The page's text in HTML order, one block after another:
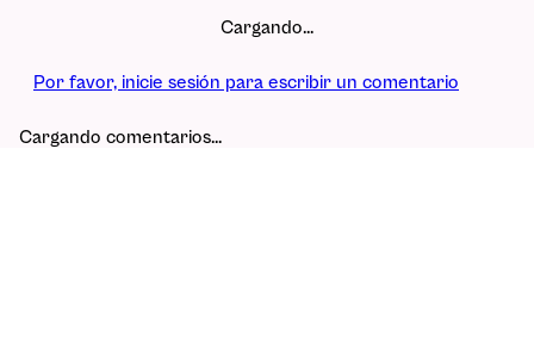
Cargando…
Por favor, inicie sesión para escribir un comentario
Cargando comentarios…